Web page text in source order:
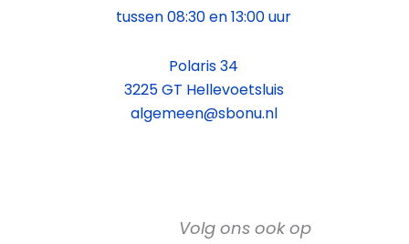
tussen 08:30 en 13:00 uur
Polaris 34
3225 GT Hellevoetsluis
algemeen@sbonu.nl
Volg ons ook op